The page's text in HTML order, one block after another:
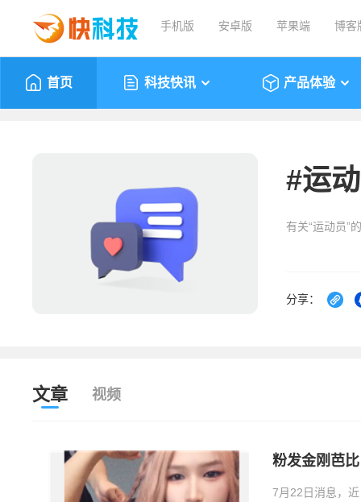
手机版 安卓版 苹果端 博客
首页 科技快讯 产品体验
#运
有关“运动员”
分享：
文章 视频
粉发金刚芭
7月22日消息，